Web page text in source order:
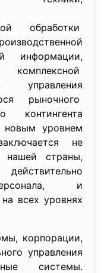
обработки
информации,
управления
рыночного
контингента
новым уровнем
не
нашей страны,
и
всех уровнях
корпорации,
управления
системы.